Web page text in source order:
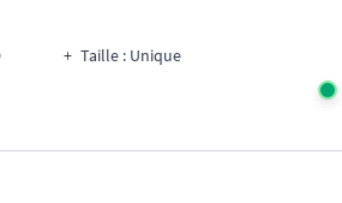
Taille : Unique